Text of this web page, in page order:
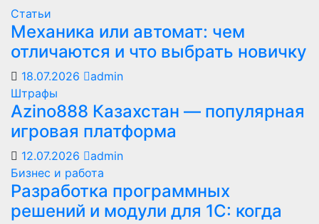
Статьи
Механика или автомат: чем
отличаются и что выбрать новичку
18.07.2026
admin
Штрафы
Azino888 Казахстан — популярная
игровая платформа
12.07.2026
admin
Бизнес и работа
Разработка программных
решений и модули для 1С: когда